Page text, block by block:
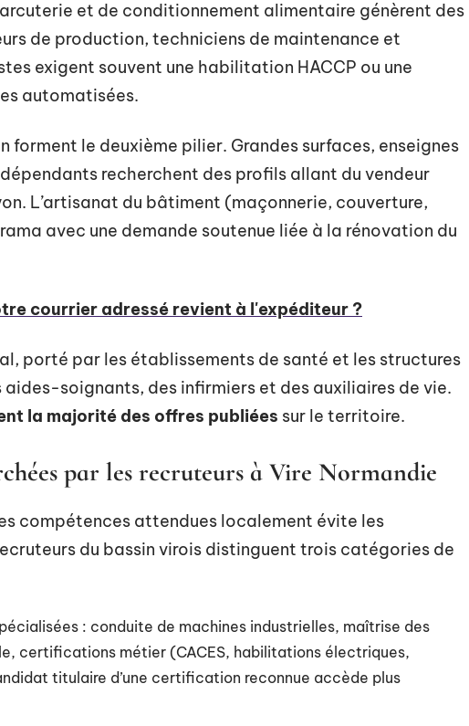
et de conditionnement alimentaire génèrent des
de production, techniciens de maintenance et
exigent souvent une habilitation HACCP ou une
automatisées.
le deuxième pilier. Grandes surfaces, enseignes
recherchent des profils allant du vendeur
L’artisanat du bâtiment (maçonnerie, couverture,
avec une demande soutenue liée à la rénovation du
courrier adressé revient à l'expéditeur ?
porté par les établissements de santé et les structures
aides-soignants, des infirmiers et des auxiliaires de vie.
la majorité des offres publiées sur le territoire.
par les recruteurs à Vire Normandie
compétences attendues localement évite les
du bassin virois distinguent trois catégories de
: conduite de machines industrielles, maîtrise des
certifications métier (CACES, habilitations électriques,
titulaire d’une certification reconnue accède plus